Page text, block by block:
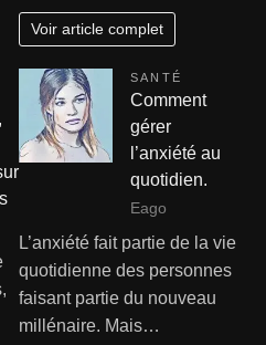
Voir article complet
SANTÉ
Comment
gérer
l’anxiété au
quotidien.
Eago
L’anxiété fait partie de la vie
quotidienne des personnes
faisant partie du nouveau
millénaire. Mais…